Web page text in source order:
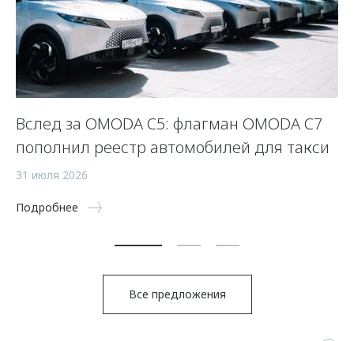
Вслед за OMODA C5: флагман OMODA C7
пополнил реестр автомобилей для такси
31 июля 2026
Подробнее
Все предложения